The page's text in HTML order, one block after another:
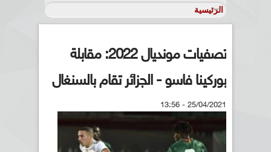
تصفيات مونديال 2022: مقابلة
بوركينا فاسو - الجزائر تقام بالسنغال
25/04/2021 - 13:56